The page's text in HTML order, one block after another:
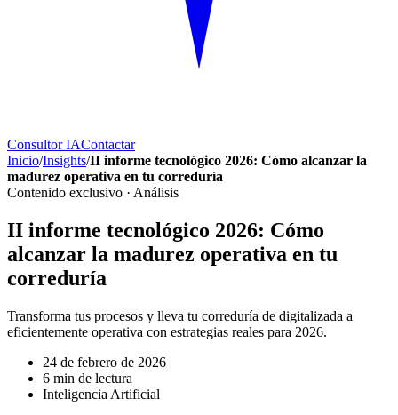
Consultor IAContactar
Inicio/Insights/II informe tecnológico 2026: Cómo alcanzar la
madurez operativa en tu correduría
Contenido exclusivo · Análisis
II informe tecnológico 2026: Cómo
alcanzar la madurez operativa en tu
correduría
Transforma tus procesos y lleva tu correduría de digitalizada a
eficientemente operativa con estrategias reales para 2026.
24 de febrero de 2026
6 min de lectura
Inteligencia Artificial